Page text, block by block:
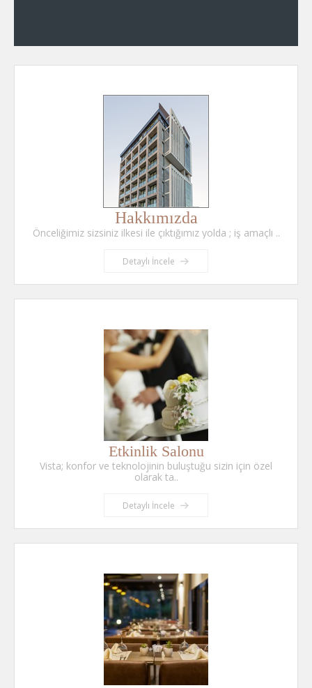
Hakkımızda
Önceliğimiz sizsiniz ilkesi ile çıktığımız yolda ; iş amaçlı ..
Detaylı İncele
Etkinlik Salonu
Vista; konfor ve teknolojinin buluştuğu sizin için özel
olarak ta..
Detaylı İncele